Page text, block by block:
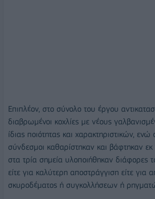
Επιπλέον, στο σύνολο του έργου
διαβρωμένοι κοχλίες με νέους
ίδιας ποιότητας και χαρακτηριστικών, ενώ
σύνδεσμοι καθαρίστηκαν και βάφτηκαν εκ
στα τρία σημεία υλοποιήθηκαν διάφορες
είτε για καλύτερη αποστράγγιση είτε για
σκυροδέματος ή συγκολλήσεων ή